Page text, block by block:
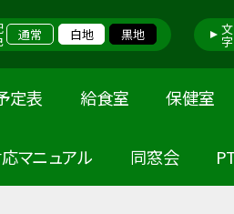
通常 白地 黒地 文字
定表 給食室 保健室
マニュアル 同窓会